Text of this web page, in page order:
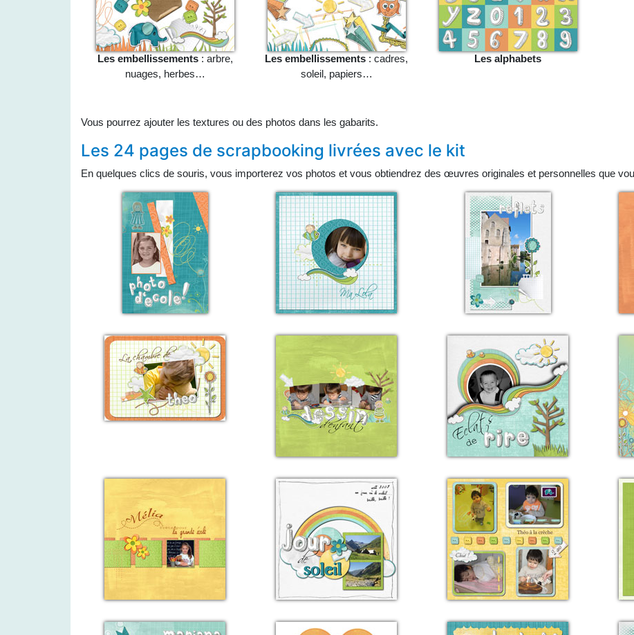
Les embellissements: arbre,
nuages, herbes…
Les embellissements : cadres,
soleil, papiers…
Les alphabets
Vous pourrez ajouter les textures ou des photos dans les gabarits.
Les 24 pages de scrapbooking livrées avec le kit
En quelques clics de souris, vous importerez vos photos et vous obtiendrez des œuvres originales et personnelles que